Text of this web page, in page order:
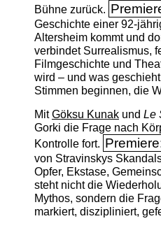
Bühne zurück.
Geschichte einer 92-
Altersheim kommt und
verbindet Surrealismus,
Filmgeschichte und
wird – und was
Stimmen beginnen, die
MitGöksu Kunakund Le
Gorki die Frage nach
Kontrolle fort.
von Stravinskys
Opfer, Ekstase,
steht nicht die
Mythos, sondern die
markiert, diszipliniert,